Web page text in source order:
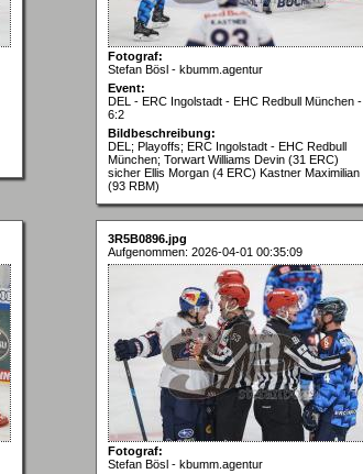
Fotograf:
Stefan Bösl - kbumm.agentur
Event:
DEL - ERC Ingolstadt - EHC Redbull München -
6:2
Bildbeschreibung:
DEL; Playoffs; ERC Ingolstadt - EHC Redbull
München; Torwart Williams Devin (31 ERC)
sicher Ellis Morgan (4 ERC) Kastner Maximilian
(93 RBM)
3R5B0896.jpg
Aufgenommen: 2026-04-01 00:35:09
Fotograf:
Stefan Bösl - kbumm.agentur